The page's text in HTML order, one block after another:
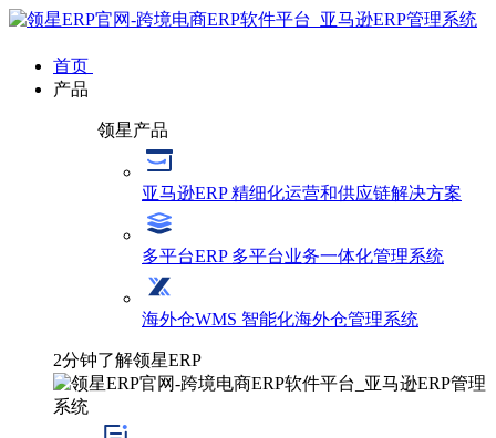
首页
产品
领星产品
亚马逊ERP精细化运营和供应链解决方案
多平台ERP 多平台业务一体化管理系统
海外仓WMS 智能化海外仓管理系统
2分钟了解领星ERP